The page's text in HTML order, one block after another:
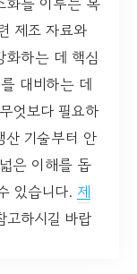
제조 자료와
화하는 데 핵심
대비하는 데
엇보다 필요하
산 기술부터 안
은 이해를 돕
있습니다. 제
하시길 바랍